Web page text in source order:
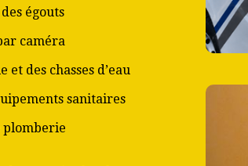
égouts
caméra
des chasses d’eau
sanitaires
plomberie